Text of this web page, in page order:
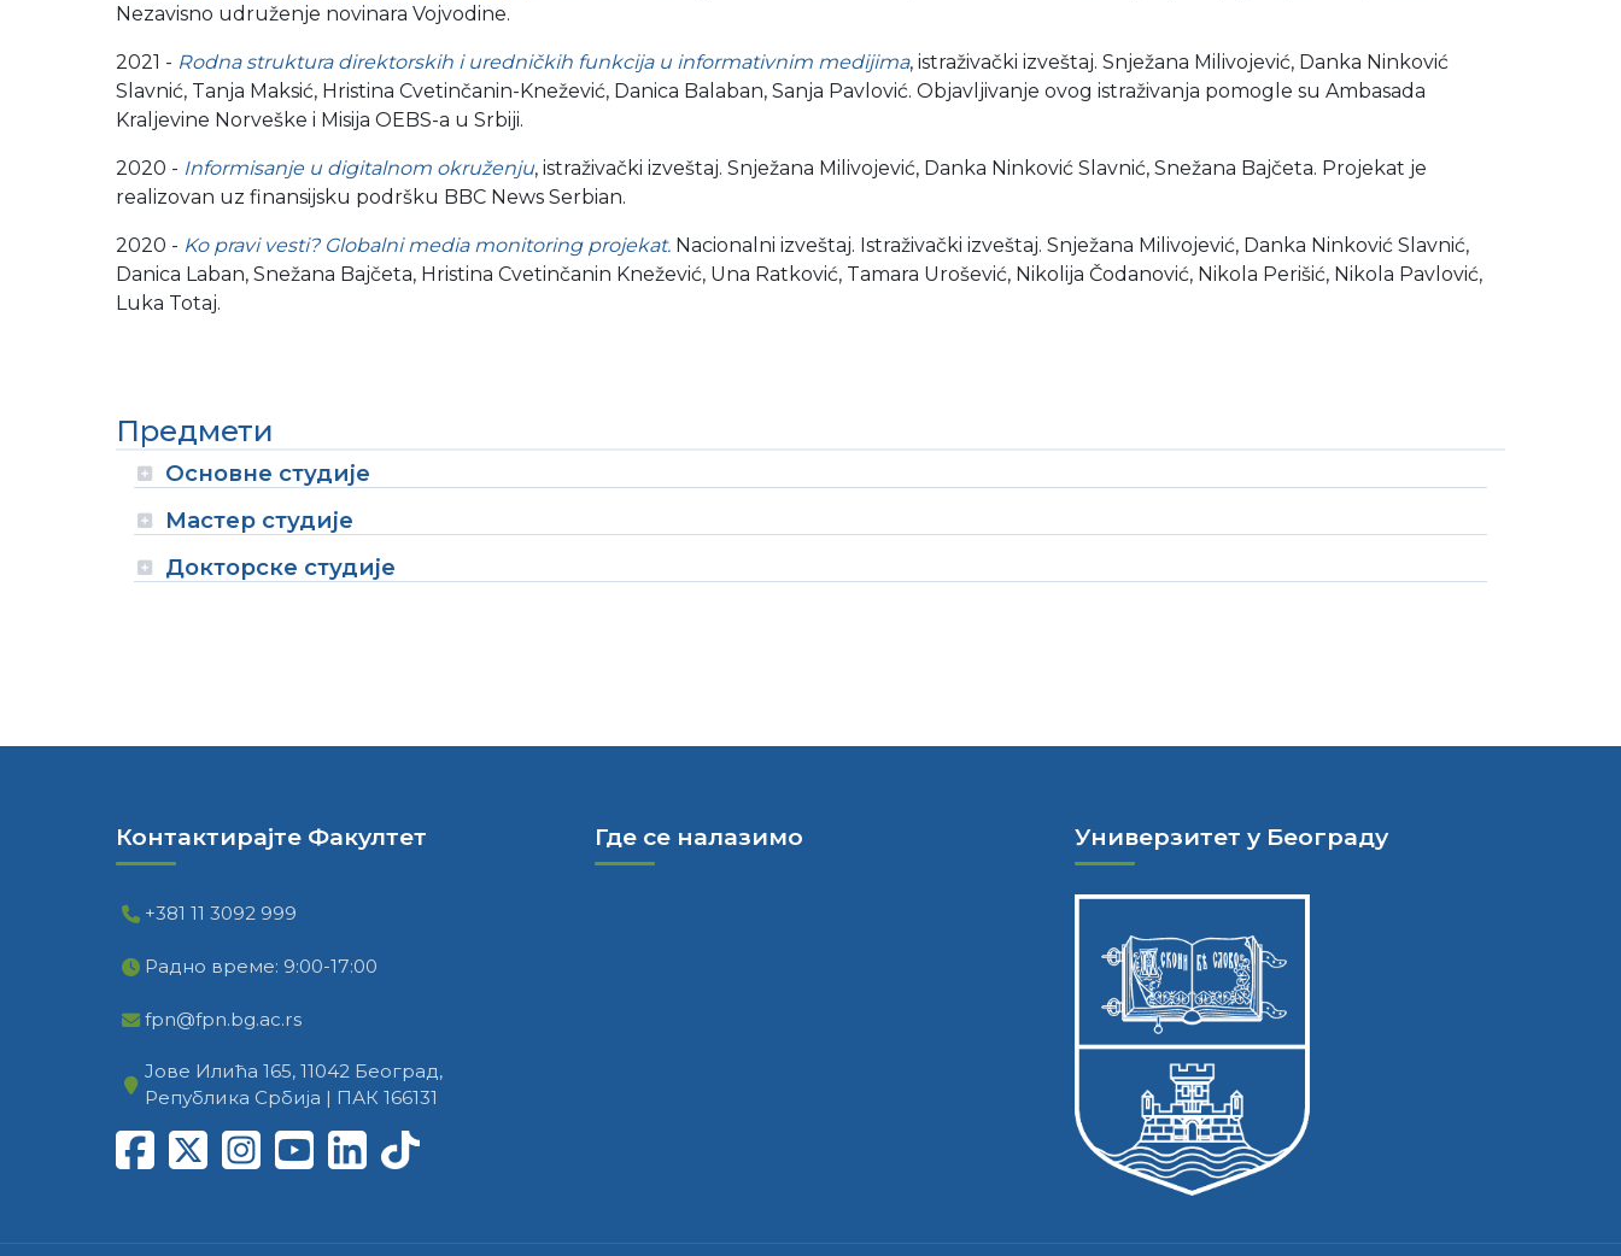
Nezavisno udruženje novinara Vojvodine.
2021 - Rodna struktura direktorskih i uredničkih funkcija u informativnim medijima, istraživački izveštaj. Snježana Milivojević, Danka Ninković
Slavnić, Tanja Maksić, Hristina Cvetinčanin-Knežević, Danica Balaban, Sanja Pavlović. Objavljivanje ovog istraživanja pomogle su Ambasada
Kraljevine Norveške i Misija OEBS-a u Srbiji.
2020 - Informisanje u digitalnom okruženju, istraživački izveštaj. Snježana Milivojević, Danka Ninković Slavnić, Snežana Bajčeta. Projekat je
realizovan uz finansijsku podršku BBC News Serbian.
2020 - Ko pravi vesti? Globalni media monitoring projekat. Nacionalni izveštaj. Istraživački izveštaj. Snježana Milivojević, Danka Ninković Slavnić,
Danica Laban, Snežana Bajčeta, Hristina Cvetinčanin Knežević, Una Ratković, Tamara Urošević, Nikolija Čodanović, Nikola Perišić, Nikola Pavlović,
Luka Totaj.
Предмети
Основне студије
Мастер студије
Докторске студије
Контактирајте Факултет
+381 11 3092 999
Радно време: 9:00-17:00
fpn@fpn.bg.ac.rs
Јове Илића 165, 11042 Београд,
Република Србија | ПАК 166131
Где се налазимо Универзитет у Београду